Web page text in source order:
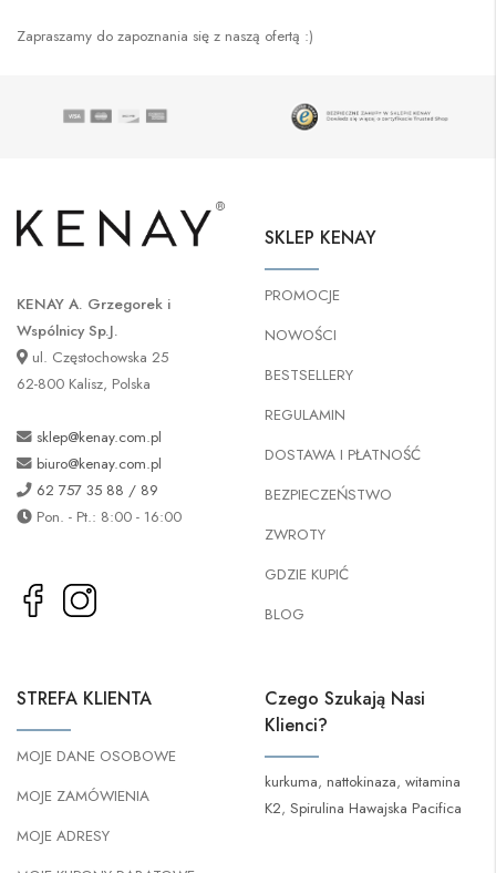
Zapraszamy do zapoznania się z naszą ofertą :)
KENAY A. Grzegorek i
Wspólnicy Sp.J.
ul. Częstochowska 25
62-800 Kalisz, Polska
sklep@kenay.com.pl
biuro@kenay.com.pl
62 757 35 88 / 89
Pon. - Pt.: 8:00 - 16:00
SKLEP KENAY
PROMOCJE
NOWOŚCI
BESTSELLERY
REGULAMIN
DOSTAWA I PŁATNOŚĆ
BEZPIECZEŃSTWO
ZWROTY
GDZIE KUPIĆ
BLOG
STREFA KLIENTA
MOJE DANE OSOBOWE
MOJE ZAMÓWIENIA
MOJE ADRESY
Czego Szukają Nasi
Klienci?
kurkuma, nattokinaza, witamina
K2, Spirulina Hawajska Pacifica